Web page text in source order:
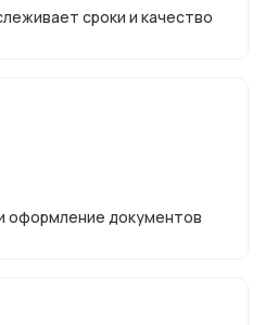
сроки и качество
оформление документов